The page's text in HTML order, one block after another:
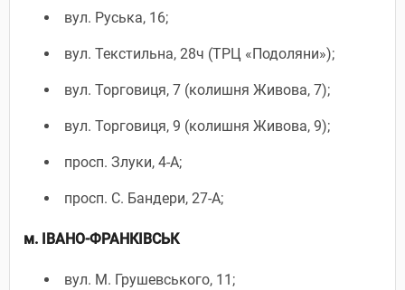
вул. Руська, 16;
вул. Текстильна, 28ч (ТРЦ «Подоляни»);
вул. Торговиця, 7 (колишня Живова, 7);
вул. Торговиця, 9 (колишня Живова, 9);
просп. Злуки, 4-А;
просп. С. Бандери, 27-А;
м. ІВАНО-ФРАНКІВСЬК
вул. М. Грушевського, 11;